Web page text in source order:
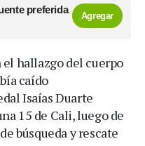
preferida
Agregar
hallazgo del cuerpo
caído
Isaías Duarte
15 de Cali, luego de
búsqueda y rescate